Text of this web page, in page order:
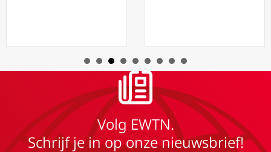
Volg EWTN.
Schrijf je in op onze nieuwsbrief!